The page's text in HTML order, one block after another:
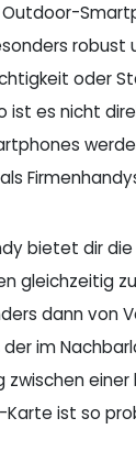
Outdoor-
robust
oder
ist es nicht
bietet dir
gleichzeitig
dann von
im
zwischen
Karte ist so